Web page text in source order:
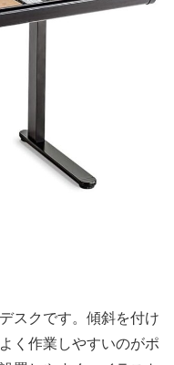
スクです。傾斜を付け
く作業しやすいのがポ